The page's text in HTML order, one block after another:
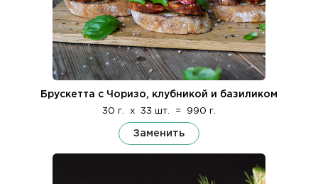
Брускетта с Чоризо, клубникой и базиликом
30 г. x 33 шт. = 990 г.
Заменить